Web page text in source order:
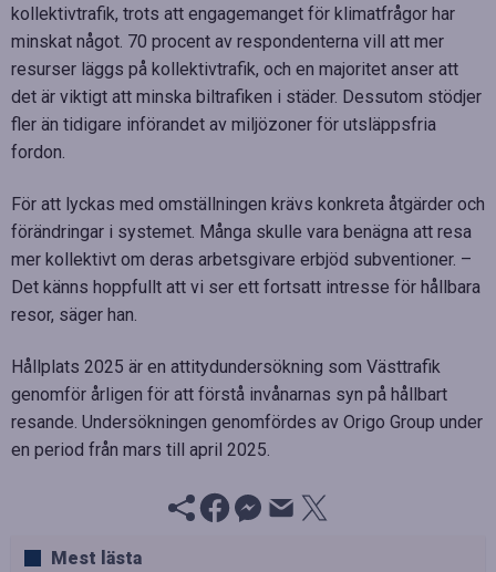
kollektivtrafik, trots att engagemanget för klimatfrågor har
minskat något. 70 procent av respondenterna vill att mer
resurser läggs på kollektivtrafik, och en majoritet anser att
det är viktigt att minska biltrafiken i städer. Dessutom stödjer
fler än tidigare införandet av miljözoner för utsläppsfria
fordon.
För att lyckas med omställningen krävs konkreta åtgärder och
förändringar i systemet. Många skulle vara benägna att resa
mer kollektivt om deras arbetsgivare erbjöd subventioner. –
Det känns hoppfullt att vi ser ett fortsatt intresse för hållbara
resor, säger han.
Hållplats 2025 är en attitydundersökning som Västtrafik
genomför årligen för att förstå invånarnas syn på hållbart
resande. Undersökningen genomfördes av Origo Group under
en period från mars till april 2025.
Mest lästa